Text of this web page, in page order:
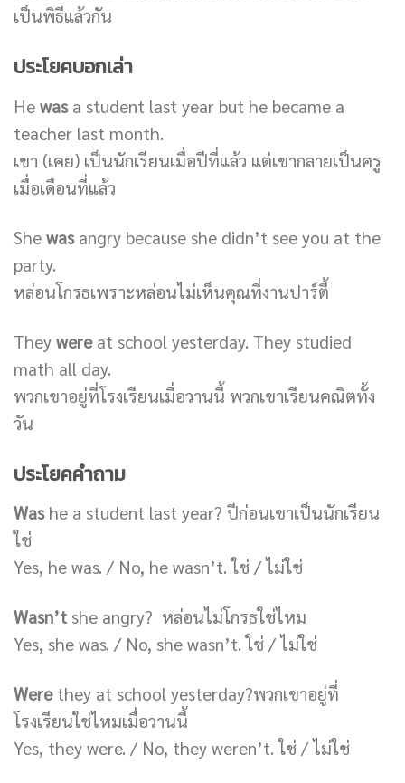
เป็นพิธีแล้วกัน
ประโยคบอกเล่า
He wasa student last year but he became a
teacher last month.
เขา (เคย) เป็นนักเรียนเมื่อปีที่แล้ว แต่เขากลายเป็นครู
เมื่อเดือนที่แล้ว
She wasangry because she didn’t see you at the
party.
หล่อนโกรธเพราะหล่อนไม่เห็นคุณที่งานปาร์ตี้
They wereat school yesterday. They studied
math all day.
พวกเขาอยู่ที่โรงเรียนเมื่อวานนี้ พวกเขาเรียนคณิตทั้ง
วัน
ประโยคคำถาม
Washe a student last year? ปีก่อนเขาเป็นนักเรียน
ใช่
Yes, he was. / No, he wasn’t. ใช่ / ไม่ใช่
Wasn’t she angry? หล่อนไม่โกรธใช่ไหม
Yes, she was. / No, she wasn’t. ใช่ / ไม่ใช่
Werethey at school yesterday?พวกเขาอยู่ที่
โรงเรียนใช่ไหมเมื่อวานนี้
Yes, they were. / No, they weren’t. ใช่ / ไม่ใช่